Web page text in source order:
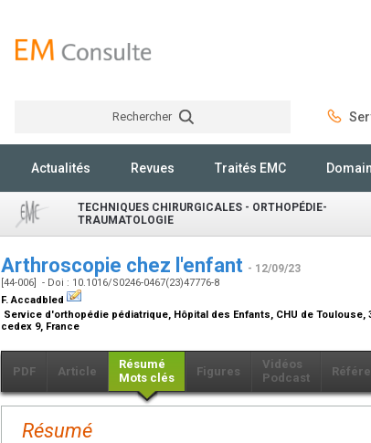
Rechercher
Actualités Revues Traités EMC
TECHNIQUES CHIRURGICALES - ORTHOPÉDIE-
TRAUMATOLOGIE
Arthroscopie chez l'enfant - 12/09/23
[44-006] - Doi : 10.1016/S0246-0467(23)47776-8
F. Accadbled
Service d'orthopédie pédiatrique, Hôpital des Enfants, CHU de Toulouse,
cedex 9, France
PDF Article
Résumé
Mots clés
Figures
Vidéos
Podcast
Résumé